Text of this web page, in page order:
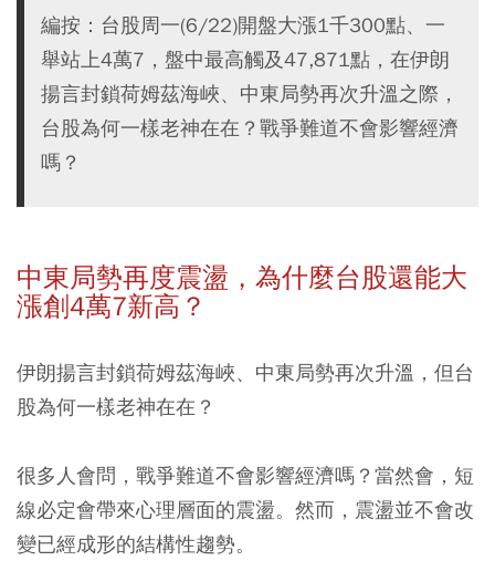
編按：台股周一(6/22)開盤大漲1千300點、一
舉站上4萬7，盤中最高觸及47,871點，在伊朗
揚言封鎖荷姆茲海峽、中東局勢再次升溫之際，
台股為何一樣老神在在？戰爭難道不會影響經濟
嗎？
中東局勢再度震盪，為什麼台股還能大
漲創4萬7新高？
伊朗揚言封鎖荷姆茲海峽、中東局勢再次升溫，但台
股為何一樣老神在在？
很多人會問，戰爭難道不會影響經濟嗎？當然會，短
線必定會帶來心理層面的震盪。然而，震盪並不會改
變已經成形的結構性趨勢。